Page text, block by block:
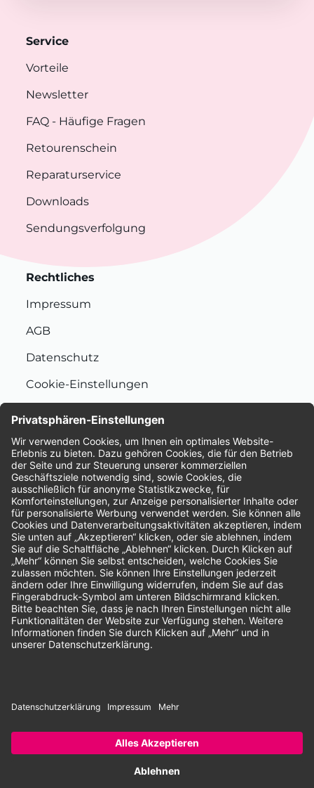
Service
Vorteile
Newsletter
FAQ - Häufige Fragen
Retourenschein
Reparaturservice
Downloads
Sendungsverfolgung
Rechtliches
Impressum
AGB
Datenschutz
Cookie-Einstellungen
Bewertungen
Unsere Zahlungsarten:
Rechnung SEPA-Lastschrift Vorkasse